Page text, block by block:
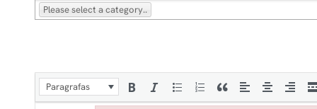
Please select a category..
Paragrafas